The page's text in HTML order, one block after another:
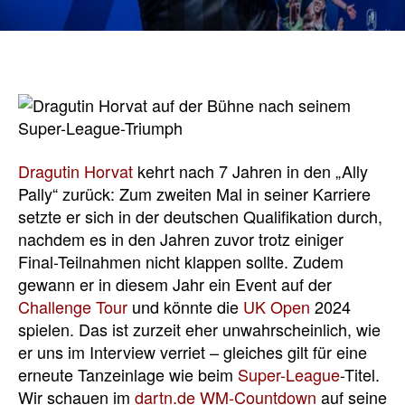
Dragutin Horvat kehrt nach 7 Jahren in den „Ally
Pally“ zurück: Zum zweiten Mal in seiner Karriere
setzte er sich in der deutschen Qualifikation durch,
nachdem es in den Jahren zuvor trotz einiger
Final-Teilnahmen nicht klappen sollte. Zudem
gewann er in diesem Jahr ein Event auf der
Challenge Tour und könnte die UK Open 2024
spielen. Das ist zurzeit eher unwahrscheinlich, wie
er uns im Interview verriet – gleiches gilt für eine
erneute Tanzeinlage wie beim Super-League-Titel.
Wir schauen im dartn.de WM-Countdown auf seine